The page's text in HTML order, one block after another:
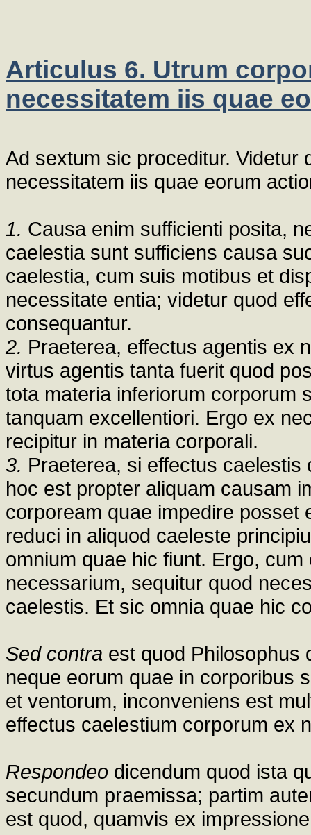
Articulus 6. Utrum
necessitatem iis quae
Ad sextum sic proceditur. Videtur
necessitatem iis quae eorum
1. Causa enim sufficienti posita,
caelestia sunt sufficiens causa
caelestia, cum suis motibus et
necessitate entia; videtur quod
consequantur.
2. Praeterea, effectus agentis ex
virtus agentis tanta fuerit quod
tota materia inferiorum corporum
tanquam excellentiori. Ergo ex
recipitur in materia corporali.
3. Praeterea, si effectus
hoc est propter aliquam causam
corpoream quae impedire
reduci in aliquod caeleste
omnium quae hic fiunt. Ergo,
necessarium, sequitur quod
caelestis. Et sic omnia quae hic
Sed contra est quod Philosophus
neque eorum quae in corporibus
et ventorum, inconveniens est
effectus caelestium corporum ex
Respondeo dicendum quod ista
secundum praemissa; partim
est quod, quamvis ex